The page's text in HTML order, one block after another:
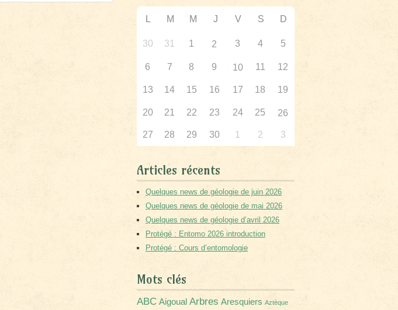
L M M J V S D
30 31 1 2 3 4 5
6 7 8 9 10 11 12
13 14 15 16 17 18 19
20 21 22 23 24 25 26
27 28 29 30 1 2 3
Articles récents
Quelques news de géologie de juin 2026
Quelques news de géologie de mai 2026
Quelques news de géologie d’avril 2026
Protégé : Entomo 2026 introduction
Protégé : Cours d’entomologie
Mots clés
ABC Aigoual Arbres Aresquiers Aztèque